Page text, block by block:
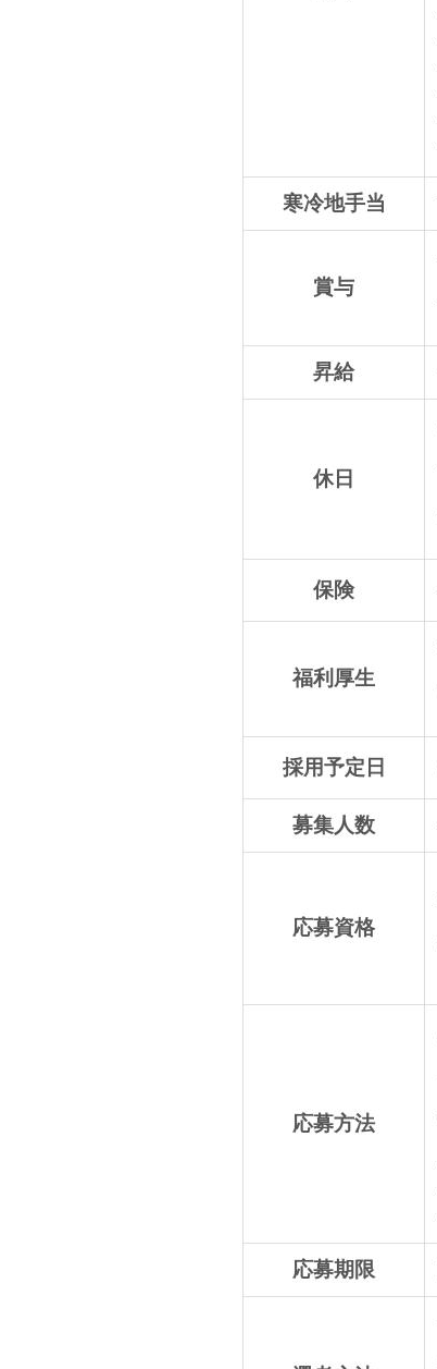
寒冷地手当
賞与
昇給
休日
保険
福利厚生
採用予定日
募集人数
応募資格
応募方法
応募期限